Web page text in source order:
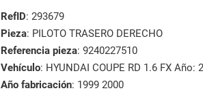
RefID: 293679
Pieza: PILOTO TRASERO DERECHO
Referencia pieza: 9240227510
Vehículo: HYUNDAI COUPE RD 1.6 FX Año:
Año fabricación: 1999 2000